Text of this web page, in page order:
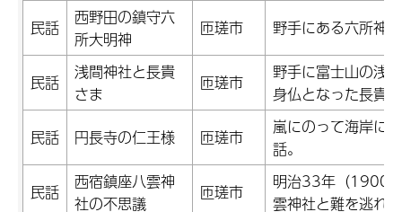
民話
西野田の鎮守六
所大明神
匝瑳市 野手にある六所神
民話
浅間神社と長貴
さま
匝瑳市
野手に富士山の浅
身仏となった長貴
民話
円長寺の仁王様 匝瑳市
嵐にのって海岸に
話。
民話
西宿鎮座八雲神
社の不思議
匝瑳市
明治33年（1900
雲神社と難を逃れ